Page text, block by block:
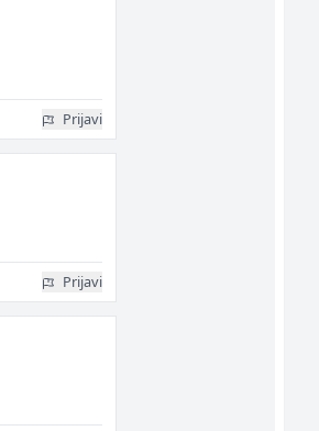
Prijavi
Prijavi